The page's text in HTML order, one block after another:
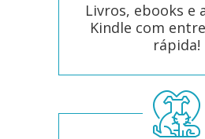
Livros, ebooks e
Kindle com
rápida!